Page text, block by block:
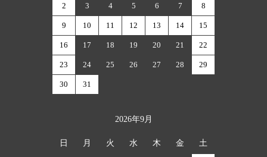
2 3 4 5 6 7 8
9 10 11 12 13 14 15
16 17 18 19 20 21 22
23 24 25 26 27 28 29
30 31
2026年9月
日 月 火 水 木 金 土